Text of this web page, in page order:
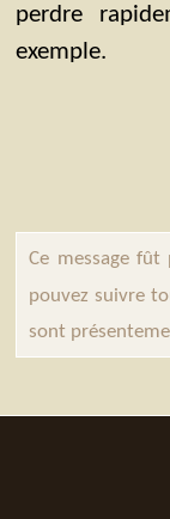
perdre
exemple.
Ce message
pouvez suivre
sont